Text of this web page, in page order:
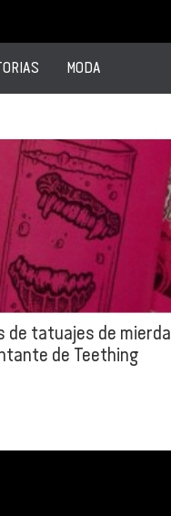
MODA
de tatuajes de mierda
de Teething